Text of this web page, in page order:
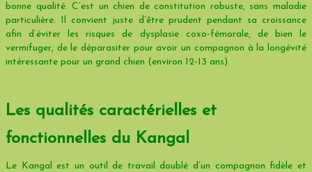
bonne qualité. C’est un chien de constitution robuste, sans maladie
particulière. Il convient juste d’être prudent pendant sa croissance
afin d’éviter les risques de dysplasie coxo-fémorale, de bien le
vermifuger, de le déparasiter pour avoir un compagnon à la longévité
intéressante pour un grand chien (environ 12-13 ans).
Les qualités caractérielles et
fonctionnelles du Kangal
Le Kangal est un outil de travail doublé d’un compagnon fidèle et